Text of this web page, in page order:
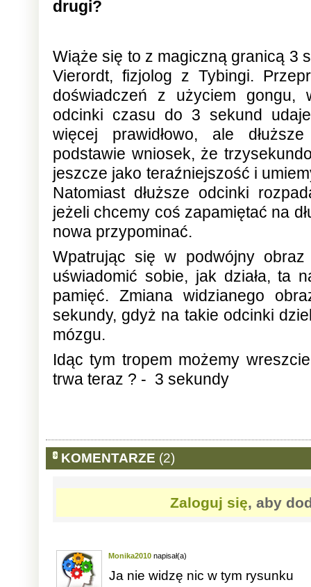
drugi?
Wiąże się to z magiczną granicą 3
Vierordt, fizjolog z Tybingi.
doświadczeń z użyciem gongu,
odcinki czasu do 3 sekund
więcej prawidłowo, ale
podstawie wniosek, że
jeszcze jako teraźniejszość i
Natomiast dłuższe odcinki
jeżeli chcemy coś zapamiętać na
nowa przypominać.
Wpatrując się w podwójny
uświadomić sobie, jak działa, ta
pamięć. Zmiana widzianego
sekundy, gdyż na takie odcinki
mózgu.
Idąc tym tropem możemy
trwa teraz ? - 3 sekundy
KOMENTARZE (2)
Zaloguj się, aby
Monika2010 napisał(a)
Ja nie widzę nic w tym rysunku